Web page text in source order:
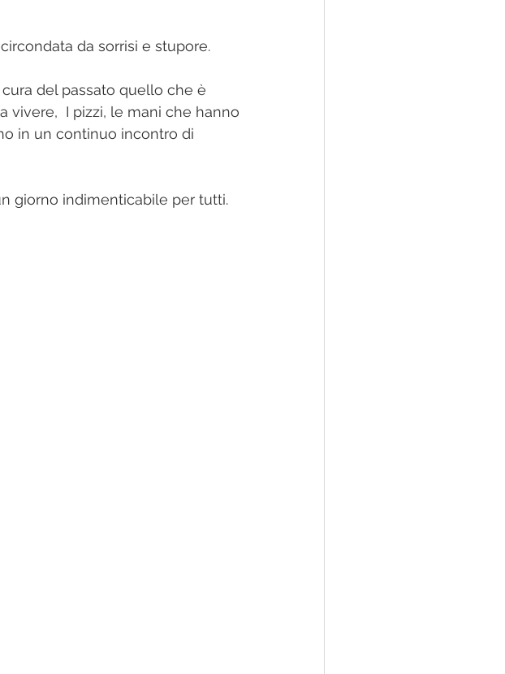
del passato quello che è
vivere,  I pizzi, le mani che hanno
in un continuo incontro di
giorno indimenticabile per tutti.